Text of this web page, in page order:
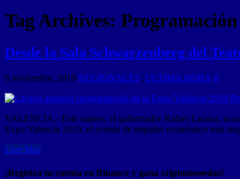
Tag Archives: Programación
Desde la Sala Schwarzenberg del
6 noviembre, 2019 REGIONALES, ULTIMA HORA 0
VALENCIA.- Este martes, el gobernador Rafael Lacava,
Expo Valencia 2019, el evento de impulso económico más
Leer Mas
¡Registra tu cuenta en Binance y gana criptomonedas!